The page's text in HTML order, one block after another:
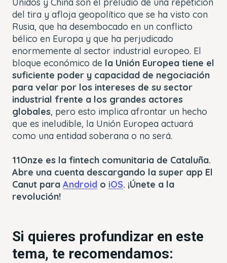
del tira y afloja geopolítico que se ha visto con
Rusia, que ha desembocado en un conflicto
bélico en Europa y que ha perjudicado
enormemente al sector industrial europeo. El
bloque económico de la Unión Europea tiene el
suficiente poder y capacidad de negociación
para velar por los intereses de su sector
industrial frente a los grandes actores
globales, pero esto implica afrontar un hecho
que es ineludible, la Unión Europea actuará
como una entidad soberana o no será.
11Onze es la fintech comunitaria de Cataluña.
Abre una cuenta descargando la super app El
Canut para Android o iOS. ¡Únete a la
revolución!
Si quieres profundizar en este
tema, te recomendamos: